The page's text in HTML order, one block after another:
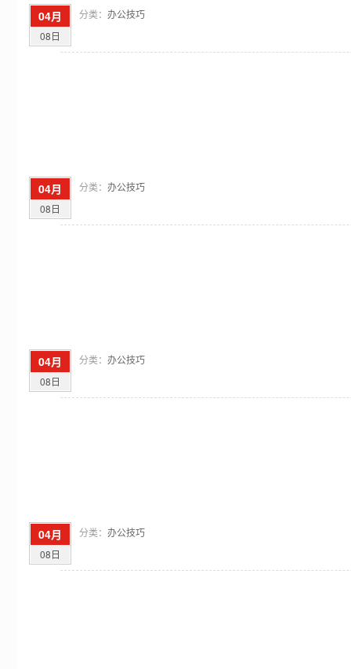
04月
08日
分类： 办公技巧
04月
08日
分类： 办公技巧
04月
08日
分类： 办公技巧
04月
08日
分类： 办公技巧